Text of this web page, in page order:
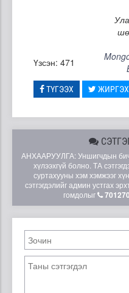
Үзсэн: 471
ТҮГЭЭХ ЖИРГЭХ
АНХААРУУЛГА: Уншигчдын
хүлээхгүй болно. ТА
суртахууны хэм хэмжээг
сэтгэгдэлийг админ устгах
гомдолыг